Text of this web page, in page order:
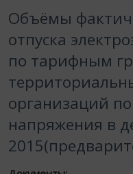
Объёмы
отпуска
по тарифным
организаций
напряжения в